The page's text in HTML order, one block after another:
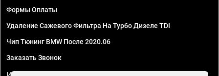
Формы Оплаты
Удаление Сажевого Фильтра На Турбо Дизеле TDI
Чип Тюнинг BMW После 2020.06
Заказать Звонок